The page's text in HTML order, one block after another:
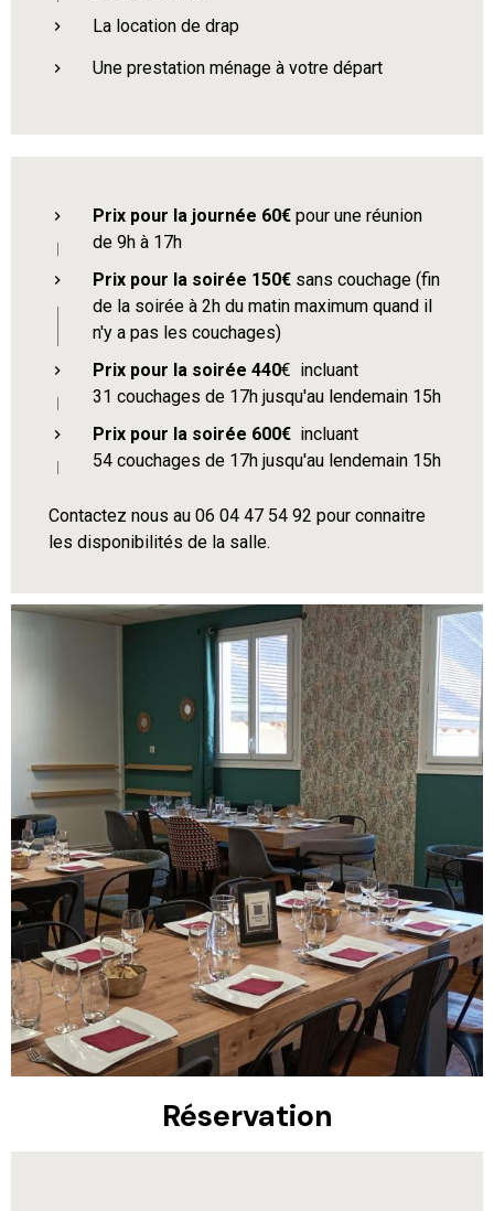
La location de drap
Une prestation ménage à votre départ
Prix pour la journée 60€ pour une réunion
de 9h à 17h
Prix pour la soirée 150€ sans couchage (fin
de la soirée à 2h du matin maximum quand il
n'y a pas les couchages)
Prix pour la soirée 440€ incluant
31 couchages de 17h jusqu'au lendemain 15h
Prix pour la soirée 600€ incluant
54 couchages de 17h jusqu'au lendemain 15h
Contactez nous au 06 04 47 54 92 pour connaitre
les disponibilités de la salle.
Réservation